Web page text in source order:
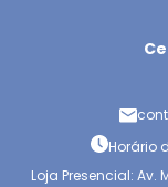
Horário
Loja Presencial: Av.